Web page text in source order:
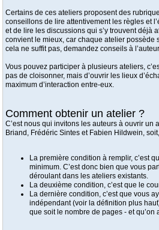
Certains de ces ateliers proposent des
conseillons de lire attentivement les règles et
et de lire les discussions qui s’y trouvent déjà
convient le mieux, car chaque atelier possède
cela ne suffit pas, demandez conseils à
Vous pouvez participer à plusieurs ateliers,
pas de cloisonner, mais d’ouvrir les lieux
maximum d’interaction entre-eux.
Comment obtenir un atelier ?
C’est nous qui invitons les auteurs à ouvrir un
Briand, Frédéric Sintes et Fabien Hildwein,
La première condition à remplir, c’est
minimum. C’est donc bien que vous
déroulant dans les ateliers existants.
La deuxième condition, c’est que le
La dernière condition, c’est que vous
indépendant (voir la définition plus
que soit le nombre de pages - et qu’on